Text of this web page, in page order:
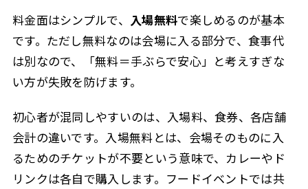
料金面はシンプルで、 入場無料で楽しめるのが基本
です。ただし無料なのは会場に入る部分で、食事代
は別なので、「無料＝手ぶらで安心」と考えすぎな
い方が失敗を防げます。
初心者が混同しやすいのは、入場料、食券、各店舗
会計の違いです。入場無料とは、会場そのものに入
るためのチケットが不要という意味で、カレーやド
リンクは各自で購入します。フードイベントでは共